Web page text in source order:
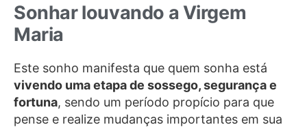
Sonhar louvando a Virgem
Maria
Este sonho manifesta que quem sonha está
vivendo uma etapa de sossego, segurança e
fortuna, sendo um período propício para que
pense e realize mudanças importantes em sua